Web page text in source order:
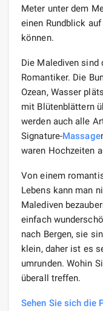
Meter unter dem
einen Rundblick
können.
Die Malediven sind
Romantiker. Die
Ozean, Wasser
mit Blütenblättern
werden auch alle
Signature-Massage
waren Hochzeiten
Von einem
Lebens kann man
Malediven
einfach
nach Bergen, sie
klein, daher ist es
umrunden. Wohin
überall treffen.
Sehen Sie sich die